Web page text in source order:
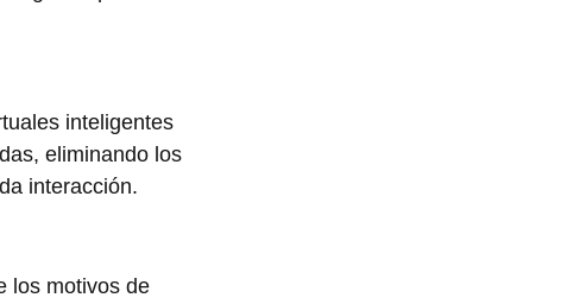
inteligentes
eliminando los
interacción.
los motivos de